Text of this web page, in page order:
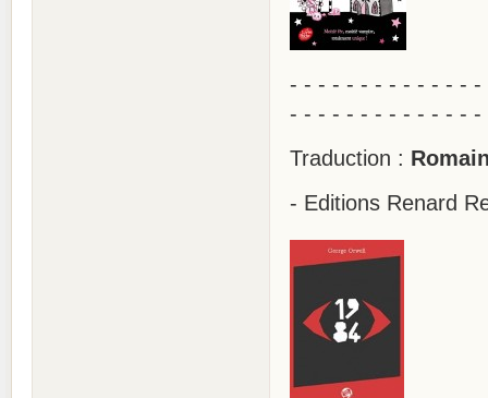
- - - - - - - - - - - - -
- - - - - - - - - - - - -
Traduction :
- Editions Renard